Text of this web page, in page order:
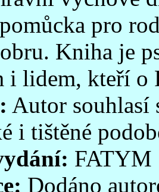
pro
Kniha je
i lidem, kteří o
Autor souhlasí
i tištěné
FATYM
Dodáno